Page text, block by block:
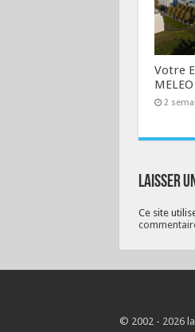
Votre
2
Laisser
Ce site
© 2002 - 2026